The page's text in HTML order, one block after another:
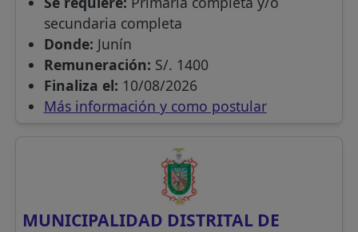
secundaria completa
Donde: Junín
Remuneración: S/. 1400
Finaliza el: 10/08/2026
Más información y como postular
MUNICIPALIDAD DISTRITAL DE